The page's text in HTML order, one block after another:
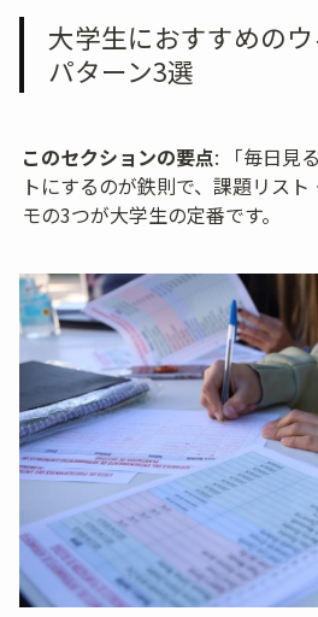
大学生におすすめの
パターン3選
このセクションの要点: 「毎日見
トにするのが鉄則で、課題リス
モの3つが大学生の定番です。